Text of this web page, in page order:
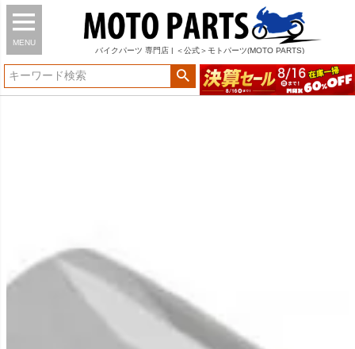
MENU
バイク パーツ 専門店 | ＜公式＞モトパーツ(MOTO PARTS)